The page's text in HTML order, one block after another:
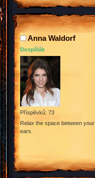
Anna Waldorf
Dospělák
Příspěvků: 73
Relax the space between your
ears.